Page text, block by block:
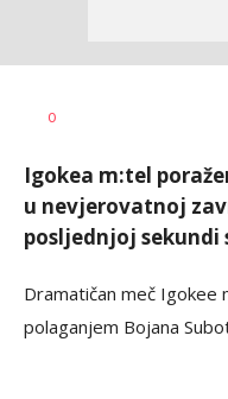
AUTOR
0
Igokea m:tel
u nevjerovatnoj
posljednjoj
Dramatičan meč Igokee
polaganjem Bojana